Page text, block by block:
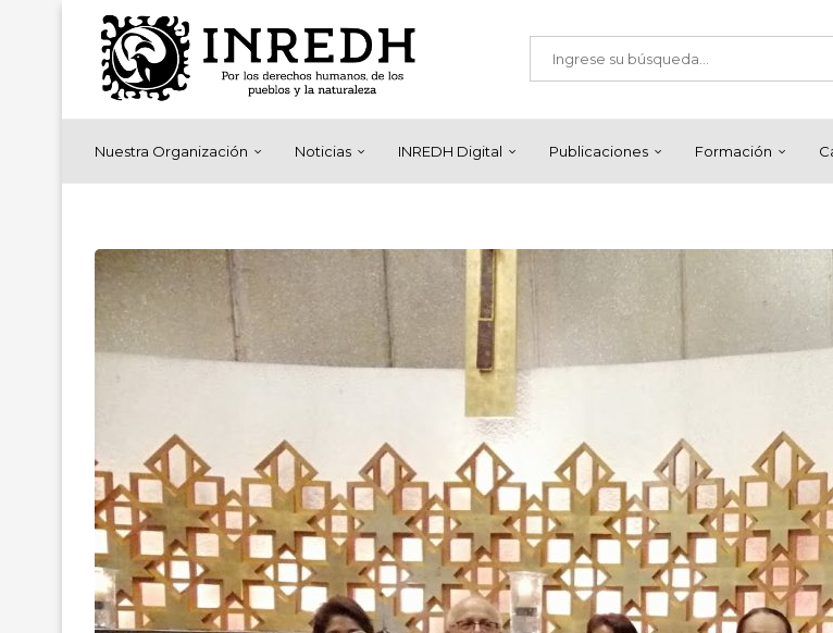
Nuestra Organización Noticias INREDH Digital Publicaciones Formación